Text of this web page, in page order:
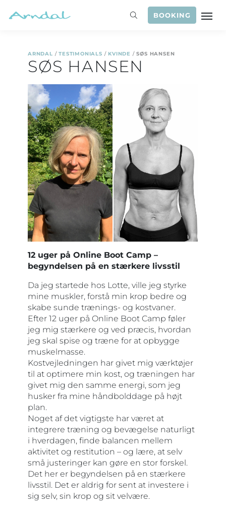
BOOKING
ARNDAL /TESTIMONIALS / KVINDE /SØS HANSEN
SØS HANSEN
12 uger på Online Boot Camp –
begyndelsen på en stærkere livsstil
Da jeg startede hos Lotte, ville jeg styrke
mine muskler, forstå min krop bedre og
skabe sunde trænings- og kostvaner.
Efter 12 uger på Online Boot Camp føler
jeg mig stærkere og ved præcis, hvordan
jeg skal spise og træne for at opbygge
muskelmasse.
Kostvejledningen har givet mig værktøjer
til at optimere min kost, og træningen har
givet mig den samme energi, som jeg
husker fra mine håndbolddage på højt
plan.
Noget af det vigtigste har været at
integrere træning og bevægelse naturligt
i hverdagen, finde balancen mellem
aktivitet og restitution – og lære, at selv
små justeringer kan gøre en stor forskel.
Det her er begyndelsen på en stærkere
livsstil. Det er aldrig for sent at investere i
sig selv, sin krop og sit velvære.